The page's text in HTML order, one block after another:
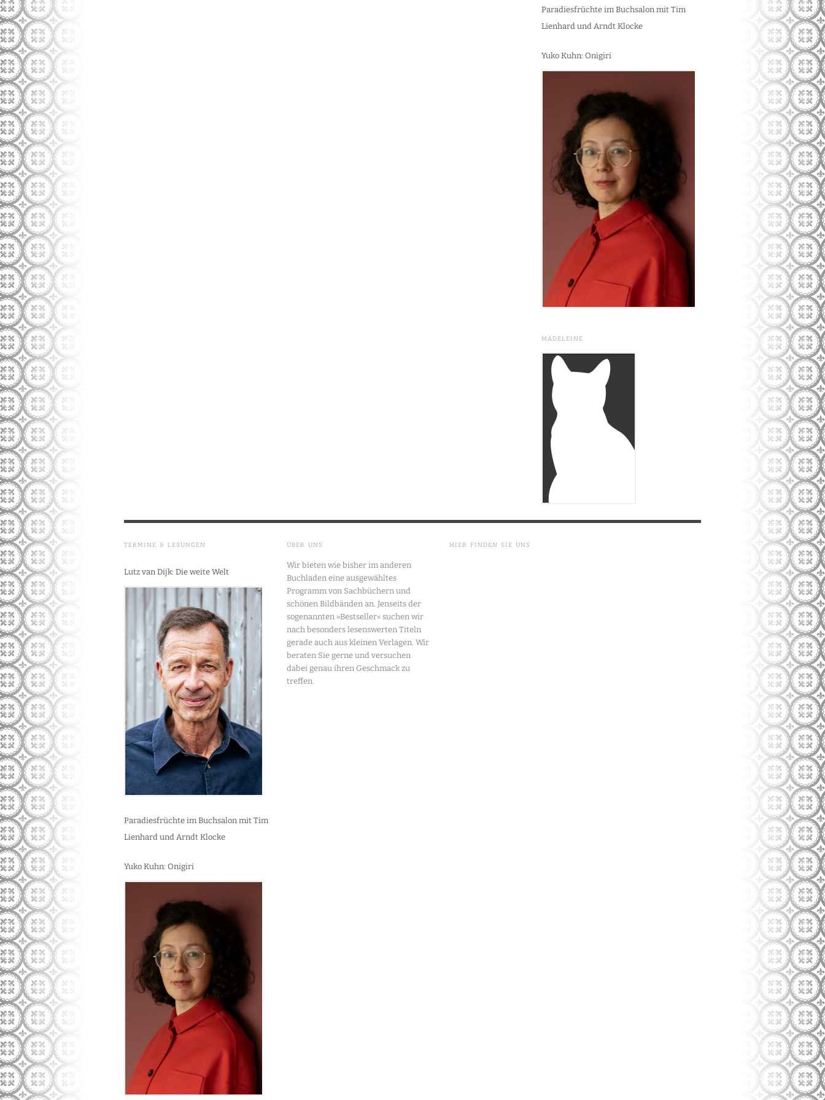
Paradiesfrüchte im Buchsalon mit Tim
Lienhard und Arndt Klocke
Yuko Kuhn: Onigiri
MADELEINE
TERMINE & LESUNGEN
Lutz van Dijk: Die weite Welt
Paradiesfrüchte im Buchsalon mit Tim
Lienhard und Arndt Klocke
Yuko Kuhn: Onigiri
ÜBER UNS
Wir bieten wie bisher im anderen
Buchladen eine ausgewähltes
Programm von Sachbüchern und
schönen Bildbänden an. Jenseits der
sogenannten »Bestseller« suchen wir
nach besonders lesenswerten Titeln
gerade auch aus kleinen Verlagen. Wir
beraten Sie gerne und versuchen
dabei genau ihren Geschmack zu
treffen.
HIER FINDEN SIE UNS